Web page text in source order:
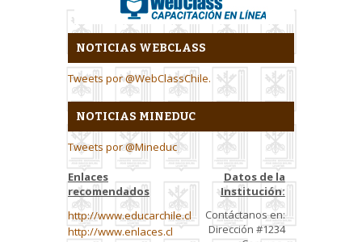
NOTICIAS WEBCLASS
Tweets por @WebClassChile.
NOTICIAS MINEDUC
Tweets por @Mineduc
Enlaces
recomendados
http://www.educarchile.cl
http://www.enlaces.cl
Datos de la
Institución:
Contáctanos en:
Dirección #1234